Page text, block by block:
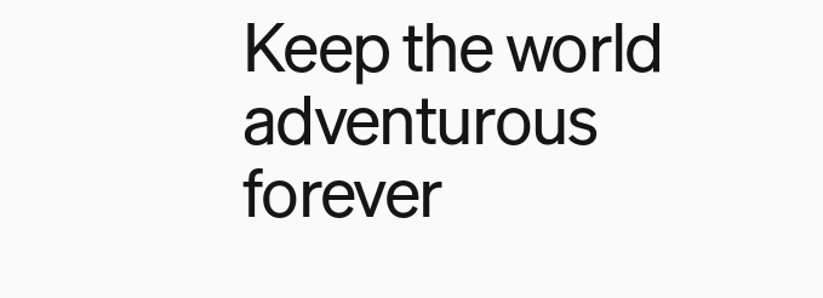
Keep the world
adventurous
forever